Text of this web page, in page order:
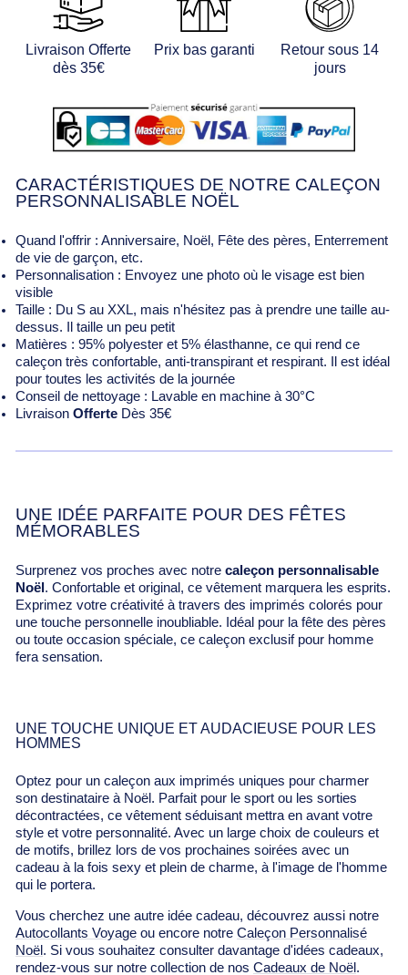
Livraison Offerte
dès 35€
Prix bas garanti
Retour sous 14
jours
CARACTÉRISTIQUES DE NOTRE CALEÇON
PERSONNALISABLE NOËL
Quand l'offrir : Anniversaire, Noël, Fête des pères, Enterrement
de vie de garçon, etc.
Personnalisation : Envoyez une photo où le visage est bien
visible
Taille : Du S au XXL, mais n'hésitez pas à prendre une taille au-
dessus. Il taille un peu petit
Matières : 95% polyester et 5% élasthanne, ce qui rend ce
caleçon très confortable, anti-transpirant et respirant. Il est idéal
pour toutes les activités de la journée
Conseil de nettoyage : Lavable en machine à 30°C
Livraison Offerte Dès 35€
UNE IDÉE PARFAITE POUR DES FÊTES
MÉMORABLES
Surprenez vos proches avec notre caleçon personnalisable
Noël . Confortable et original, ce vêtement marquera les esprits.
Exprimez votre créativité à travers des imprimés colorés pour
une touche personnelle inoubliable. Idéal pour la fête des pères
ou toute occasion spéciale, ce caleçon exclusif pour homme
fera sensation.
UNE TOUCHE UNIQUE ET AUDACIEUSE POUR LES
HOMMES
Optez pour un caleçon aux imprimés uniques pour charmer
son destinataire à Noël. Parfait pour le sport ou les sorties
décontractées, ce vêtement séduisant mettra en avant votre
style et votre personnalité. Avec un large choix de couleurs et
de motifs, brillez lors de vos prochaines soirées avec un
cadeau à la fois sexy et plein de charme, à l'image de l'homme
qui le portera.
Vous cherchez une autre idée cadeau, découvrez aussi notre
Autocollants Voyage ou encore notre Caleçon Personnalisé
Noël . Si vous souhaitez consulter davantage d'idées cadeaux,
rendez-vous sur notre collection de nos Cadeaux de Noël .